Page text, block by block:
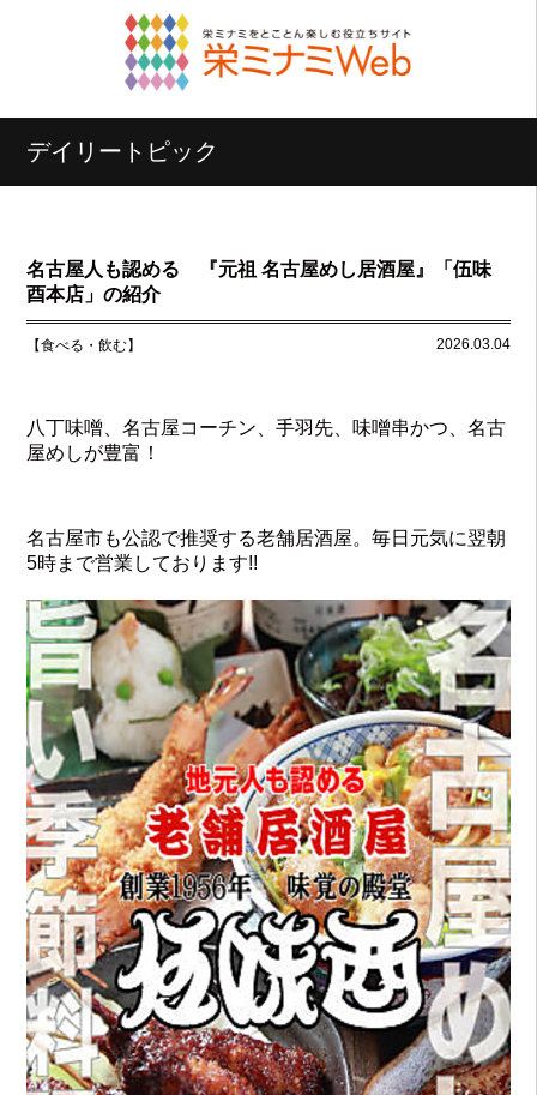
デイリートピック
名古屋人も認める 『元祖 名古屋めし居酒屋』「伍味
酉本店」の紹介
【食べる・飲む】 2026.03.04
八丁味噌、名古屋コーチン、手羽先、味噌串かつ、名古
屋めしが豊富！
名古屋市も公認で推奨する老舗居酒屋。毎日元気に翌朝
5時まで営業しております!!